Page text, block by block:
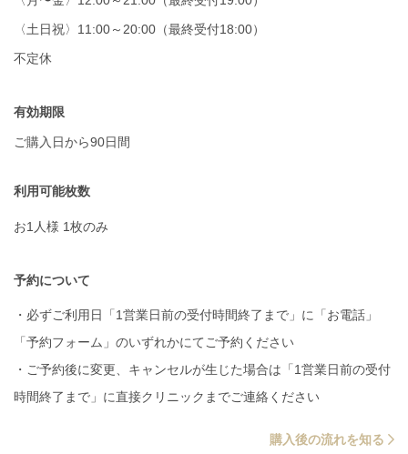
〈土日祝〉11:00～20:00（最終受付18:00）
不定休
有効期限
ご購入日から90日間
利用可能枚数
お1人様 1枚のみ
予約について
・必ずご利用日「1営業日前の受付時間終了まで」に「お電話」
「予約フォーム」のいずれかにてご予約ください
・ご予約後に変更、キャンセルが生じた場合は「1営業日前の受付
時間終了まで」に直接クリニックまでご連絡ください
購入後の流れを知る